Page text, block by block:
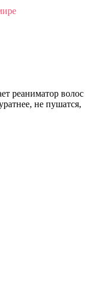
реаниматор волос
не пушатся,